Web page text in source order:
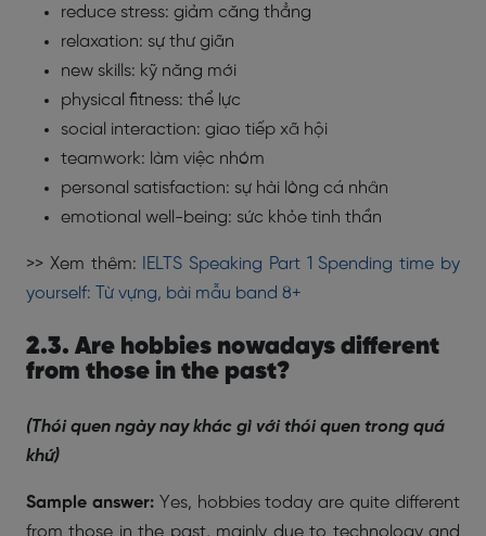
reduce stress: giảm căng thẳng
relaxation: sự thư giãn
new skills: kỹ năng mới
physical fitness: thể lực
social interaction: giao tiếp xã hội
teamwork: làm việc nhóm
personal satisfaction: sự hài lòng cá nhân
emotional well-being: sức khỏe tinh thần
>> Xem thêm:
IELTS Speaking Part 1 Spending time by
yourself: Từ vựng, bài mẫu band 8+
2.3. Are hobbies nowadays different
from those in the past?
(Thói quen ngày nay khác gì với thói quen trong quá
khứ)
Sample answer:Yes, hobbies today are quite different
from those in the past, mainly due to technology and